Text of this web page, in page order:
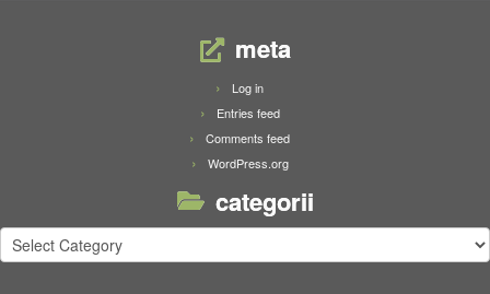
meta
Log in
Entries feed
Comments feed
WordPress.org
categorii
categorii